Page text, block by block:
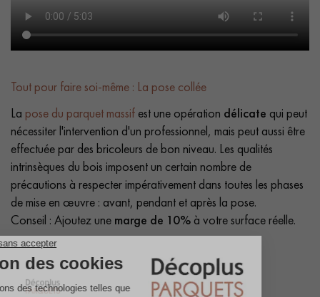
Tout pour faire soi-même : La pose collée
La pose du parquet massif est une opération délicate qui peut
nécessiter l'intervention d'un professionnel, mais peut aussi être
effectuée par des bricoleurs de bon niveau. Les qualités
intrinsèques du bois imposent un certain nombre de
précautions à respecter impérativement dans toutes les phases
de mise en œuvre : avant, pendant et après la pose.
Conseil : Ajoutez une marge de 10% à votre surface réelle.